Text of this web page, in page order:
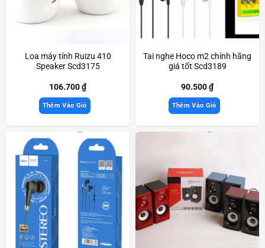
Loa máy tính Ruizu 410
Speaker Scd3175
106.700₫
Thêm Vào Giỏ
Tai nghe Hoco m2 chính hãng
giá tốt Scd3189
90.500₫
Thêm Vào Giỏ